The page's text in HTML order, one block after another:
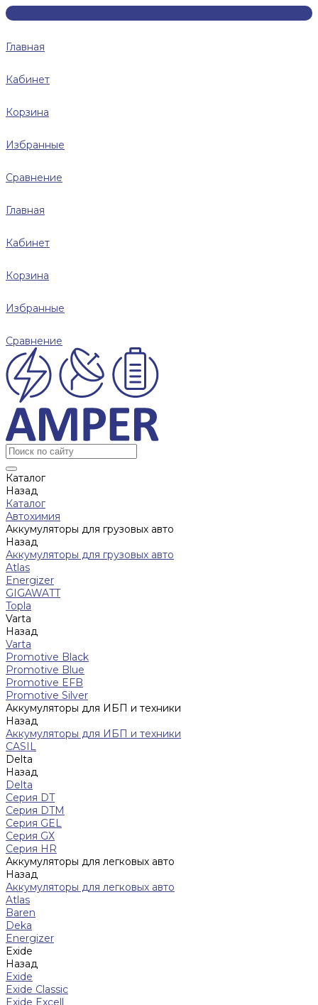
Главная
Кабинет
Корзина
Избранные
Сравнение
Главная
Кабинет
Корзина
Избранные
Сравнение
Каталог
Назад
Каталог
Автохимия
Аккумуляторы для грузовых авто
Назад
Аккумуляторы для грузовых авто
Atlas
Energizer
GIGAWATT
Topla
Varta
Назад
Varta
Promotive Black
Promotive Blue
Promotive EFB
Promotive Silver
Аккумуляторы для ИБП и техники
Назад
Аккумуляторы для ИБП и техники
CASIL
Delta
Назад
Delta
Серия DT
Серия DTM
Серия GEL
Серия GХ
Серия HR
Аккумуляторы для легковых авто
Назад
Аккумуляторы для легковых авто
Atlas
Baren
Deka
Energizer
Exide
Назад
Exide
Exide Classic
Exide Excell